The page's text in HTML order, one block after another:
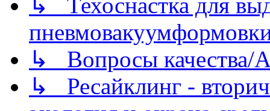
↳ Вопросы качества/
↳ Ресайклинг -